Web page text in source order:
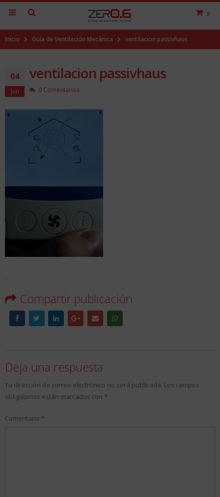
0
Inicio Guía de Ventilación Mecánica ventilacion passivhaus
04
Jun
ventilacion passivhaus
0 Comentarios
Compartir publicación
Deja una respuesta
Tu dirección de correo electrónico no será publicada. Los campos
obligatorios están marcados con *
Comentario *